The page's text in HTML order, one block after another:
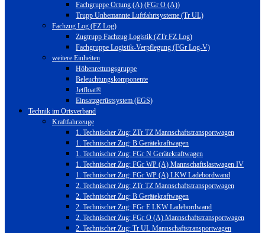
Fachgruppe Ortung (A) (FGr O (A))
Trupp Unbemannte Luftfahrtsysteme (Tr UL)
Fachzug Log (FZ Log)
Zugtrupp Fachzug Logistik (ZTr FZ Log)
Fachgruppe Logistik-Verpflegung (FGr Log-V)
weitere Einheiten
Höhenrettungsgruppe
Beleuchtungskomponente
Jetfloat®
Einsatzgerüstsystem (EGS)
Technik im Ortsverband
Kraftfahrzeuge
1. Technischer Zug: ZTr TZ Mannschaftstransportwagen
1. Technischer Zug: B Gerätekraftwagen
1. Technischer Zug: FGr N Gerätekraftwagen
1. Technischer Zug: FGr WP (A) Mannschaftslastwagen IV
1. Technischer Zug: FGr WP (A) LKW Ladebordwand
2. Technischer Zug: ZTr TZ Mannschaftstransportwagen
2. Technischer Zug: B Gerätekraftwagen
2. Technischer Zug: FGr E LKW Ladebordwand
2. Technischer Zug: FGr O (A) Mannschaftstransportwagen
2. Technischer Zug: Tr UL Mannschaftstransportwagen